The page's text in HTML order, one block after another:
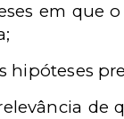
em que
hipóteses
de